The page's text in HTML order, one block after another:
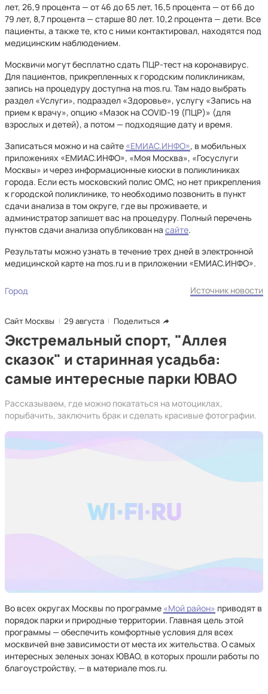
лет, 26,9 процента — от 46 до 65 лет, 16,5 процента — от 66 до
79 лет, 8,7 процента — старше 80 лет. 10,2 процента — дети. Все
пациенты, а также те, кто с ними контактировал, находятся под
медицинским наблюдением.
Москвичи могут бесплатно сдать ПЦР-тест на коронавирус.
Для пациентов, прикрепленных к городским поликлиникам,
запись на процедуру доступна на mos.ru. Там надо выбрать
раздел «Услуги», подраздел «Здоровье», услугу «Запись на
прием к врачу», опцию «Мазок на COVID-19 (ПЦР)» (для
взрослых и детей), а потом — подходящие дату и время.
Записаться можно и на сайте «ЕМИАС.ИНФО», в мобильных
приложениях «ЕМИАС.ИНФО», «Моя Москва», «Госуслуги
Москвы» и через информационные киоски в поликлиниках
города. Если есть московский полис ОМС, но нет прикрепления
к городской поликлинике, то необходимо позвонить в пункт
сдачи анализа в том округе, где вы проживаете, и
администратор запишет вас на процедуру. Полный перечень
пунктов сдачи анализа опубликован на сайте.
Результаты можно узнать в течение трех дней в электронной
медицинской карте на mos.ru и в приложении «ЕМИАС.ИНФО».
Город Источник новости
Сайт Москвы 29 августа Поделиться
Экстремальный спорт, "Аллея
сказок" и старинная усадьба:
самые интересные парки ЮВАО
Рассказываем, где можно покататься на мотоциклах,
порыбачить, заключить брак и сделать красивые фотографии.
Во всех округах Москвы по программе «Мой район» приводят в
порядок парки и природные территории. Главная цель этой
программы — обеспечить комфортные условия для всех
москвичей вне зависимости от места их жительства. О самых
интересных зеленых зонах ЮВАО, в которых прошли работы по
благоустройству, — в материале mos.ru.